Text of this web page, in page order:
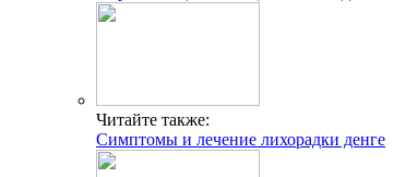
Читайте также:
Симптомы и лечение лихорадки денге